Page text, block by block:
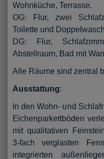
Wohnküche, Terrasse.
OG: Flur, zwei
Toilette und
DG: Flur,
Abstellraum, Bad mit
Alle Räume sind zentral
Ausstattung:
In den Wohn- und
Eichenparkettböden
mit qualitativen
3-fach verglasten
integrierten